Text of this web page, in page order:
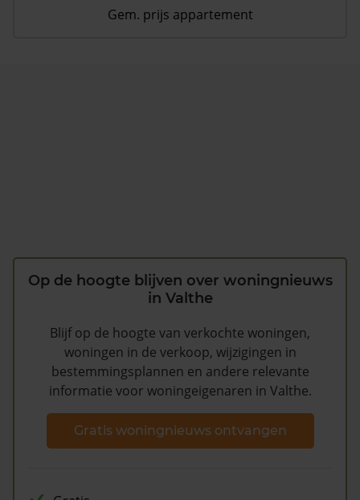
Gem. prijs appartement
Op de hoogte blijven over woningnieuws
in Valthe
Blijf op de hoogte van verkochte woningen,
woningen in de verkoop, wijzigingen in
bestemmingsplannen en andere relevante
informatie voor woningeigenaren in Valthe.
Gratis woningnieuws ontvangen